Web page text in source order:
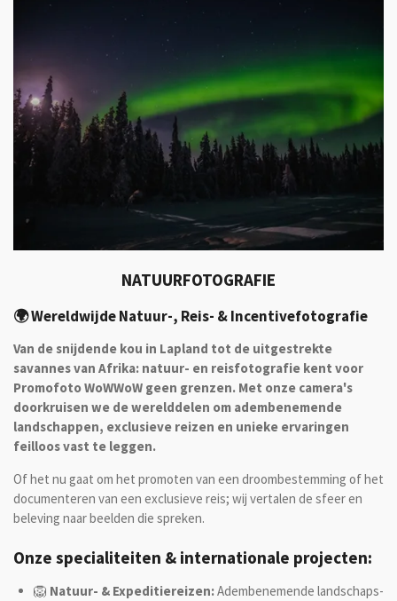
NATUURFOTOGRAFIE
🌍 Wereldwijde Natuur-, Reis- & Incentivefotografie
Van de snijdende kou in Lapland tot de uitgestrekte
savannes van Afrika: natuur- en reisfotografie kent voor
Promofoto WoWWoW geen grenzen. Met onze camera's
doorkruisen we de werelddelen om adembenemende
landschappen, exclusieve reizen en unieke ervaringen
feilloos vast te leggen.
Of het nu gaat om het promoten van een droombestemming of het
documenteren van een exclusieve reis; wij vertalen de sfeer en
beleving naar beelden die spreken.
Onze specialiteiten & internationale projecten:
🦁 Natuur- & Expeditiereizen:Adembenemende landschaps-